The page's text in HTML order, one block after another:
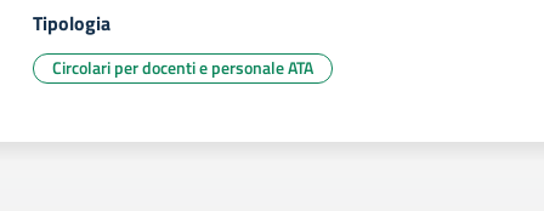
Tipologia
Circolari per docenti e personale ATA